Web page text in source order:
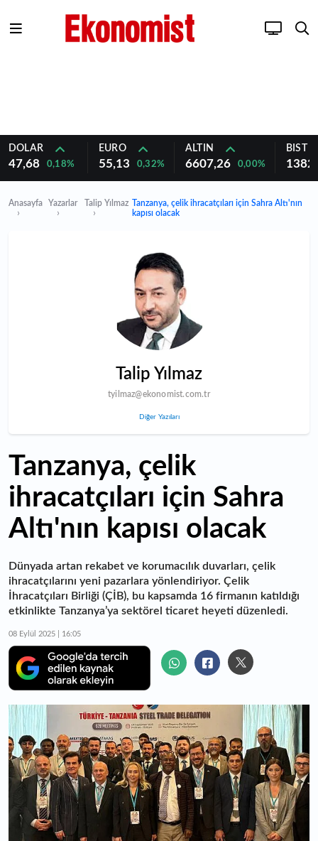
DOLAR
47,68 0,18%
EURO
55,13 0,32%
ALTIN
6607,26 0,00%
BIST
Anasayfa Yazarlar Talip Yılmaz Tanzanya, çelik ihracatçıları için Sahra Altı'nın
kapısı olacak
Talip Yılmaz
tyilmaz@ekonomist.com.tr
Diğer Yazıları
Tanzanya, çelik
ihracatçıları için Sahra
Altı'nın kapısı olacak
Dünyada artan rekabet ve korumacılık duvarları, çelik
ihracatçılarını yeni pazarlara yönlendiriyor. Çelik
İhracatçıları Birliği (ÇİB), bu kapsamda 16 firmanın katıldığı
etkinlikte Tanzanya’ya sektörel ticaret heyeti düzenledi.
08 Eylül 2025 | 16:05